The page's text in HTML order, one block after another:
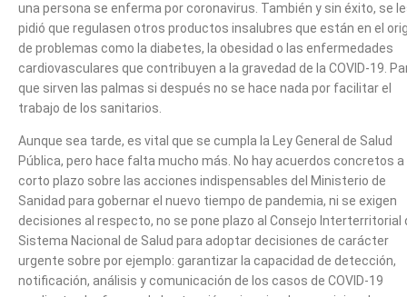
una persona se enferma por coronavirus. También y sin éxito, se
pidió que regulasen otros productos insalubres que están en el
de problemas como la diabetes, la obesidad o las enfermedades
cardiovasculares que contribuyen a la gravedad de la COVID-19.
que sirven las palmas si después no se hace nada por facilitar el
trabajo de los sanitarios.
Aunque sea tarde, es vital que se cumpla la Ley General de Salud
Pública, pero hace falta mucho más. No hay acuerdos concretos a
corto plazo sobre las acciones indispensables del Ministerio de
Sanidad para gobernar el nuevo tiempo de pandemia, ni se exigen
decisiones al respecto, no se pone plazo al Consejo Interterritorial
Sistema Nacional de Salud para adoptar decisiones de carácter
urgente sobre por ejemplo: garantizar la capacidad de detección,
notificación, análisis y comunicación de los casos de COVID-19